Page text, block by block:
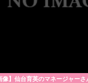
像】仙台育英のマネージャー